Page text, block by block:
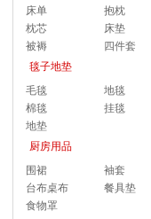
床单
抱枕
枕芯
床垫
被褥
四件套
毯子地垫
毛毯
地毯
棉毯
挂毯
地垫
厨房用品
围裙
袖套
台布桌布
餐具垫
食物罩